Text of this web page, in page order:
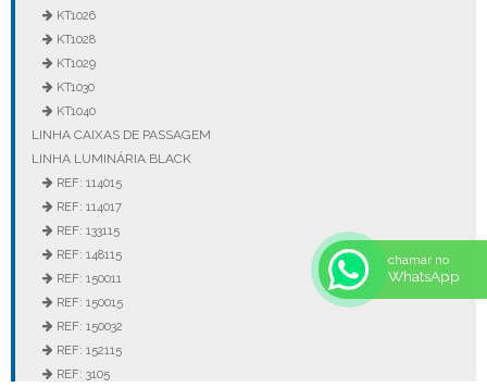
KT1026
KT1028
KT1029
KT1030
KT1040
LINHA CAIXAS DE PASSAGEM
LINHA LUMINÁRIA BLACK
REF: 114015
REF: 114017
REF: 133115
REF: 148115
REF: 150011
REF: 150015
REF: 150032
REF: 152115
REF: 3105
chamar no
WhatsApp